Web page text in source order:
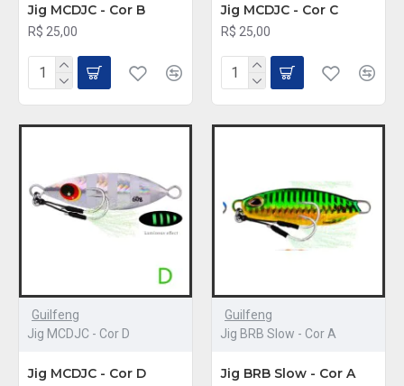
Jig MCDJC - Cor B
R$ 25,00
Jig MCDJC - Cor C
R$ 25,00
Guilfeng
Jig MCDJC - Cor D
Jig MCDJC - Cor D
Guilfeng
Jig BRB Slow - Cor A
Jig BRB Slow - Cor A